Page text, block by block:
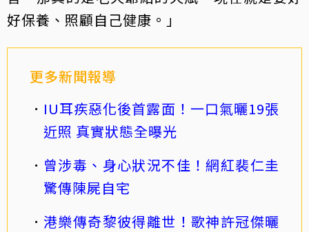
好保養、照顧自己健康。」
更多新聞報導
IU耳疾惡化後首露面！一口氣曬19張
近照 真實狀態全曝光
曾涉毒、身心狀況不佳！網紅裴仁圭
驚傳陳屍自宅
港樂傳奇黎彼得離世！歌神許冠傑曬